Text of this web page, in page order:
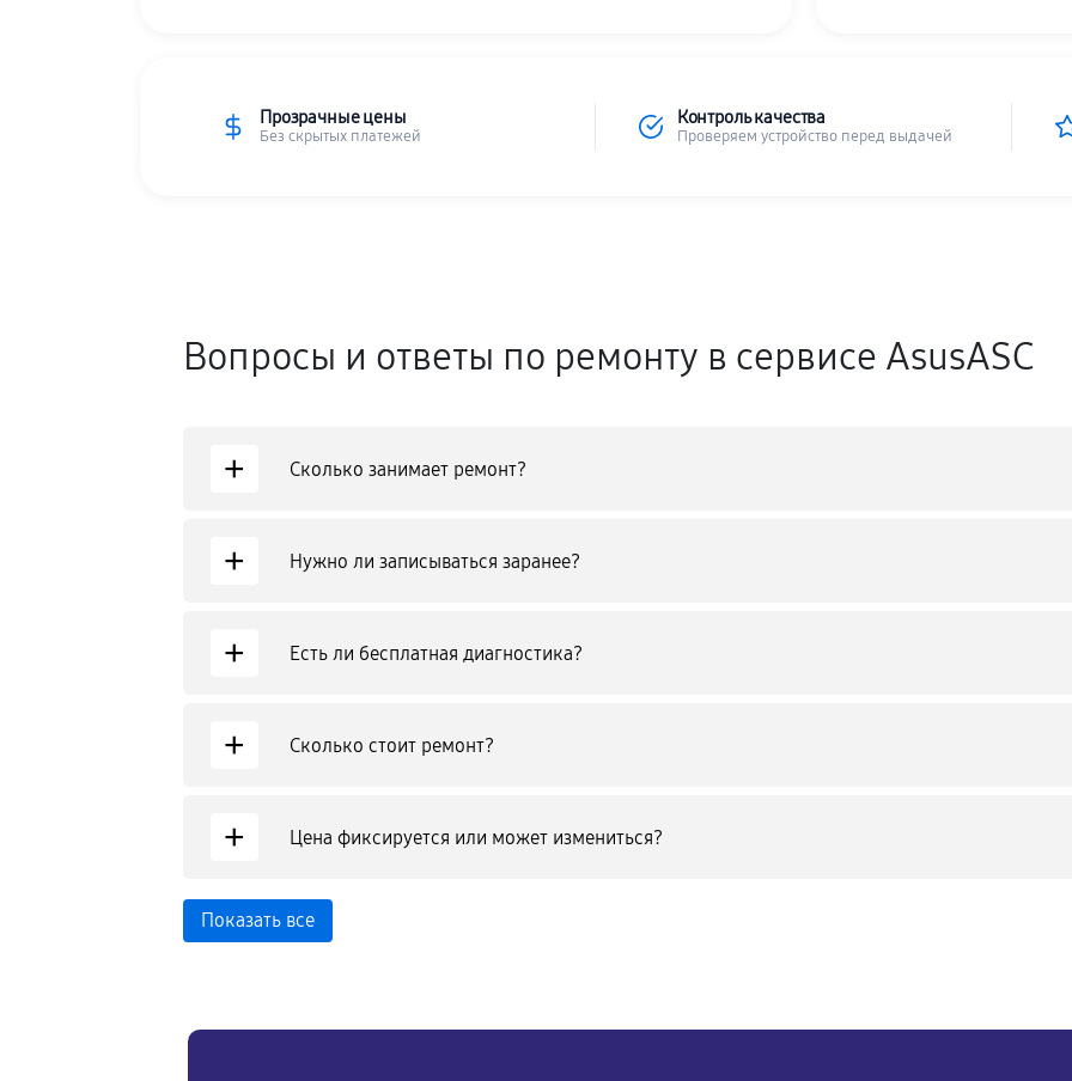
Прозрачные цены
Без скрытых платежей
Контроль качества
Проверяем устройство перед выдачей
Вопросы и ответы по ремонту в сервисе AsusASC
+ Сколько занимает ремонт?
+ Нужно ли записываться заранее?
+ Есть ли бесплатная диагностика?
+ Сколько стоит ремонт?
+ Цена фиксируется или может измениться?
Показать все